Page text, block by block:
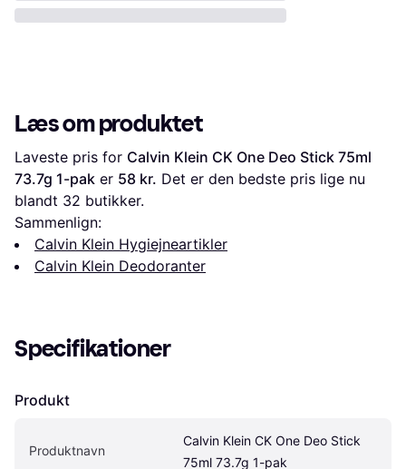
Læs om produktet
Laveste pris for Calvin Klein CK One Deo Stick 75ml
73.7g 1-pak er 58 kr. Det er den bedste pris lige nu
blandt 32 butikker.
Sammenlign:
Calvin Klein Hygiejneartikler
Calvin Klein Deodoranter
Specifikationer
Produkt
Produktnavn
Calvin Klein CK One Deo Stick
75ml 73.7g 1-pak